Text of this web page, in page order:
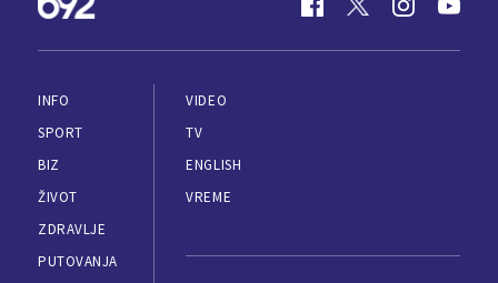
INFO
SPORT
BIZ
ŽIVOT
ZDRAVLJE
PUTOVANJA
VIDEO
TV
ENGLISH
VREME